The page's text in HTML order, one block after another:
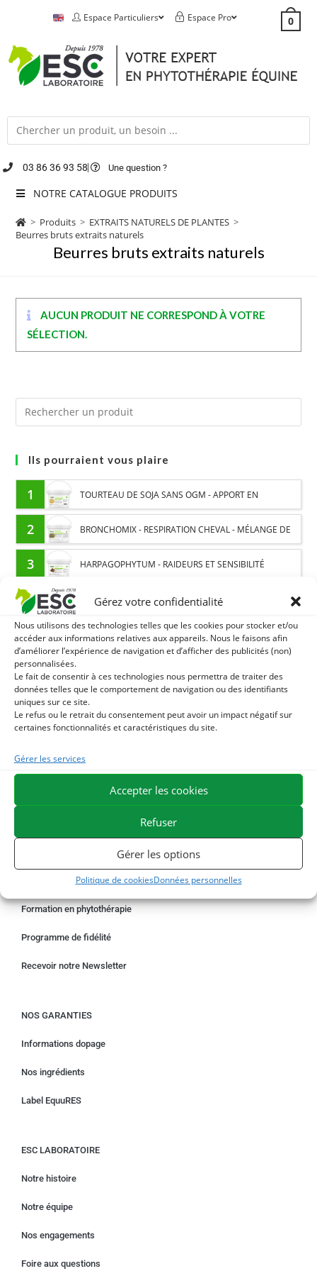
Gérez votre confidentialité
Nous utilisons des technologies telles que les cookies pour stocker et/ou
accéder aux informations relatives aux appareils. Nous le faisons afin
d’améliorer l’expérience de navigation et d’afficher des publicités (non)
personnalisées.
Le fait de consentir à ces technologies nous permettra de traiter des
données telles que le comportement de navigation ou des identifiants
uniques sur ce site.
Le refus ou le retrait du consentement peut avoir un impact négatif sur
certaines fonctionnalités et caractéristiques du site.
Gérer les services
Accepter les cookies
Refuser
Gérer les options
Politique de cookiesDonnées personnelles
Espace Particuliers Espace Pro 0
03 86 36 93 58 Une question ?
NOTRE CATALOGUE PRODUITS
> Produits > EXTRAITS NATURELS DE PLANTES >
Beurres bruts extraits naturels
Beurres bruts extraits naturels
AUCUN PRODUIT NE CORRESPOND À VOTRE
SÉLECTION.
Ils pourraient vous plaire
1 TOURTEAU DE SOJA SANS OGM - APPORT EN
PROTÉINES ET SOUTIEN ÉNERGÉTIQUE POUR CHEVAUX
2 BRONCHOMIX - RESPIRATION CHEVAL - MÉLANGE DE
PLANTES
3 HARPAGOPHYTUM - RAIDEURS ET SENSIBILITÉ
EXPÉDITION EN 48/72H
LIVRAISON OFFERTE EN FRANCE DÈS 75 €
PAIEMENT SÉCURISÉ
BESOIN D'AIDE ?
COMMANDER EN LIGNE
Un problème avec votre commande ?
Informations livraisons
Catalogue produits
Formation en phytothérapie
Programme de fidélité
Recevoir notre Newsletter
NOS GARANTIES
Informations dopage
Nos ingrédients
Label EquuRES
ESC LABORATOIRE
Notre histoire
Notre équipe
Nos engagements
Foire aux questions